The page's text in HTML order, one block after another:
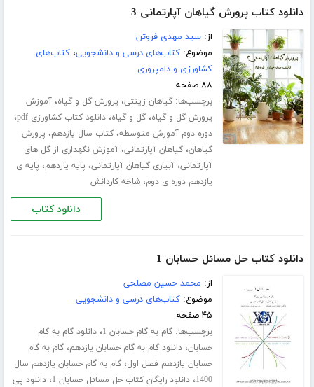
دانلود کتاب پرورش گیاهان آپارتمانی 3
از:سید مهدی فروتن
موضوع:کتاب‌های درسی و دانشجویی،کتاب‌های
کشاورزی و دامپروری
۸۸ صفحه
برچسب‌ها:گیاهان زینتی، پرورش گل و گیاه،آموزش
پرورش گل و گیاه،گل و گیاه،دانلود کتاب کشاورزی pdf ،
دوره دوم آموزش متوسطه،کتاب سال یازدهم، پرورش
گیاهان،گیاهان آپارتمانی،آموزش نگهداری از گل های
آپارتمانی،آبیاری گیاهان آپارتمانی، پایه یازدهم، پایه ی
یازدهم دوره ی دوم،شاخه کاردانش
دانلود کتاب
دانلود کتاب حل مسائل حسابان 1
از: محمد حسین مصلحی
موضوع:کتاب‌های درسی و دانشجویی
۴۵ صفحه
برچسب‌ها:گام به گام حسابان 1 ،دانلود گام به گام
حسابان،دانلود گام به گام حسابان یازدهم،گام به گام
حسابان یازدهم فصل اول،گام به گام حسابان یازدهم سال
1400،دانلود رایگان کتاب حل مسائل حسابان 1 ،دانلود پی